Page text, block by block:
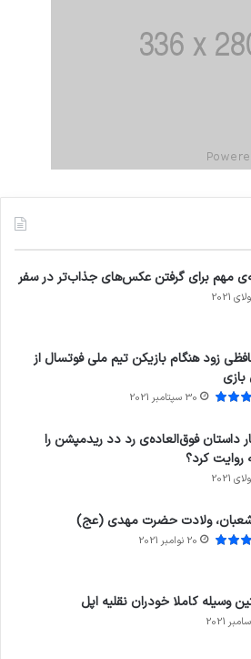
زود هنگام بازیکن تیم ملی فوتسال از
بازی
30 سپتامبر 2021
داستان فوق‌العاده‌ی رد دد ریدمپشن را
روایت کرد؟
ولادت حضرت مهدی (عج)
20 نوامبر 2021
وسیله کاملا خودران نقلیه اپل